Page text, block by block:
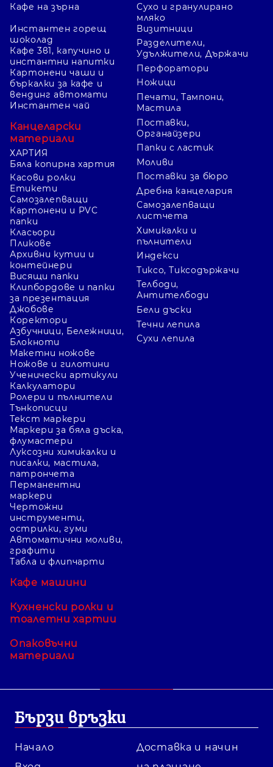
Кафе на зърна
Сухо и гранулирано
мляко
Инстантен горещ
шоколад
Кафе 3в1, капучино и
инстантни напитки
Картонени чаши и
бъркалки за кафе и
вендинг автомати
Инстантен чай
Канцеларски
материали
ХАРТИЯ
Бяла копирна хартия
Касови ролки
Етикети
Самозалепващи
Картонени и PVC
папки
Класьори
Пликове
Архивни кутии и
контейнери
Висящи папки
Клипбордове и папки
за презентация
Джобове
Коректори
Азбучници, Бележници,
Блокноти
Визитници
Разделители,
Удължители, Държачи
Перфоратори
Ножици
Печати, Тампони,
Мастила
Поставки,
Органайзери
Папки с ластик
Моливи
Поставки за бюро
Дребна канцелария
Самозалепващи
листчета
Химикалки и
пълнители
Индекси
Тиксо, Тиксодържачи
Телбоди,
Антителбоди
Бели дъски
Течни лепила
Сухи лепила
Макетни ножове
Ножове и гилотини
Ученически артикули
Калкулатори
Ролери и пълнители
Тънкописци
Текст маркери
Маркери за бяла дъска,
флумастери
Луксозни химикалки и
писалки, мастила,
патрончета
Перманентни
маркери
Чертожни
инструменти,
острилки, гуми
Автоматични моливи,
графити
Табла и флипчарти
Кафе машини
Кухненски ролки и
тоалетни хартии
Опаковъчни
материали
Бързи връзки
Начало
Доставка и начин